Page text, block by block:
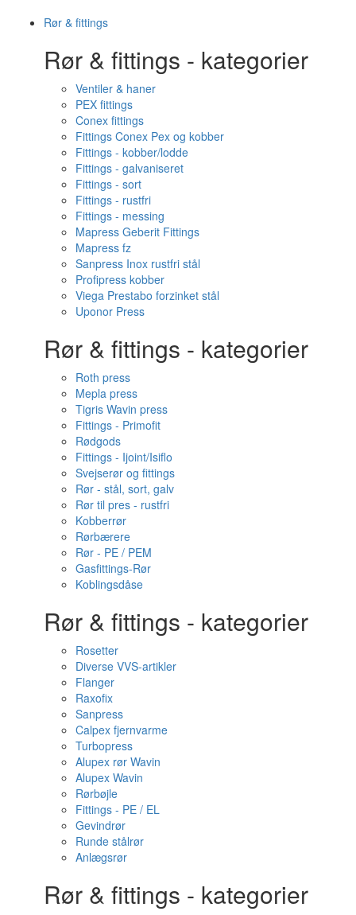
Rør & fittings
Rør & fittings - kategorier
Ventiler & haner
PEX fittings
Conex fittings
Fittings Conex Pex og kobber
Fittings - kobber/lodde
Fittings - galvaniseret
Fittings - sort
Fittings - rustfri
Fittings - messing
Mapress Geberit Fittings
Mapress fz
Sanpress Inox rustfri stål
Profipress kobber
Viega Prestabo forzinket stål
Uponor Press
Rør & fittings - kategorier
Roth press
Mepla press
Tigris Wavin press
Fittings - Primofit
Rødgods
Fittings - Ijoint/Isiflo
Svejserør og fittings
Rør - stål, sort, galv
Rør til pres - rustfri
Kobberrør
Rørbærere
Rør - PE / PEM
Gasfittings-Rør
Koblingsdåse
Rør & fittings - kategorier
Rosetter
Diverse VVS-artikler
Flanger
Raxofix
Sanpress
Calpex fjernvarme
Turbopress
Alupex rør Wavin
Alupex Wavin
Rørbøjle
Fittings - PE / EL
Gevindrør
Runde stålrør
Anlægsrør
Rør & fittings - kategorier